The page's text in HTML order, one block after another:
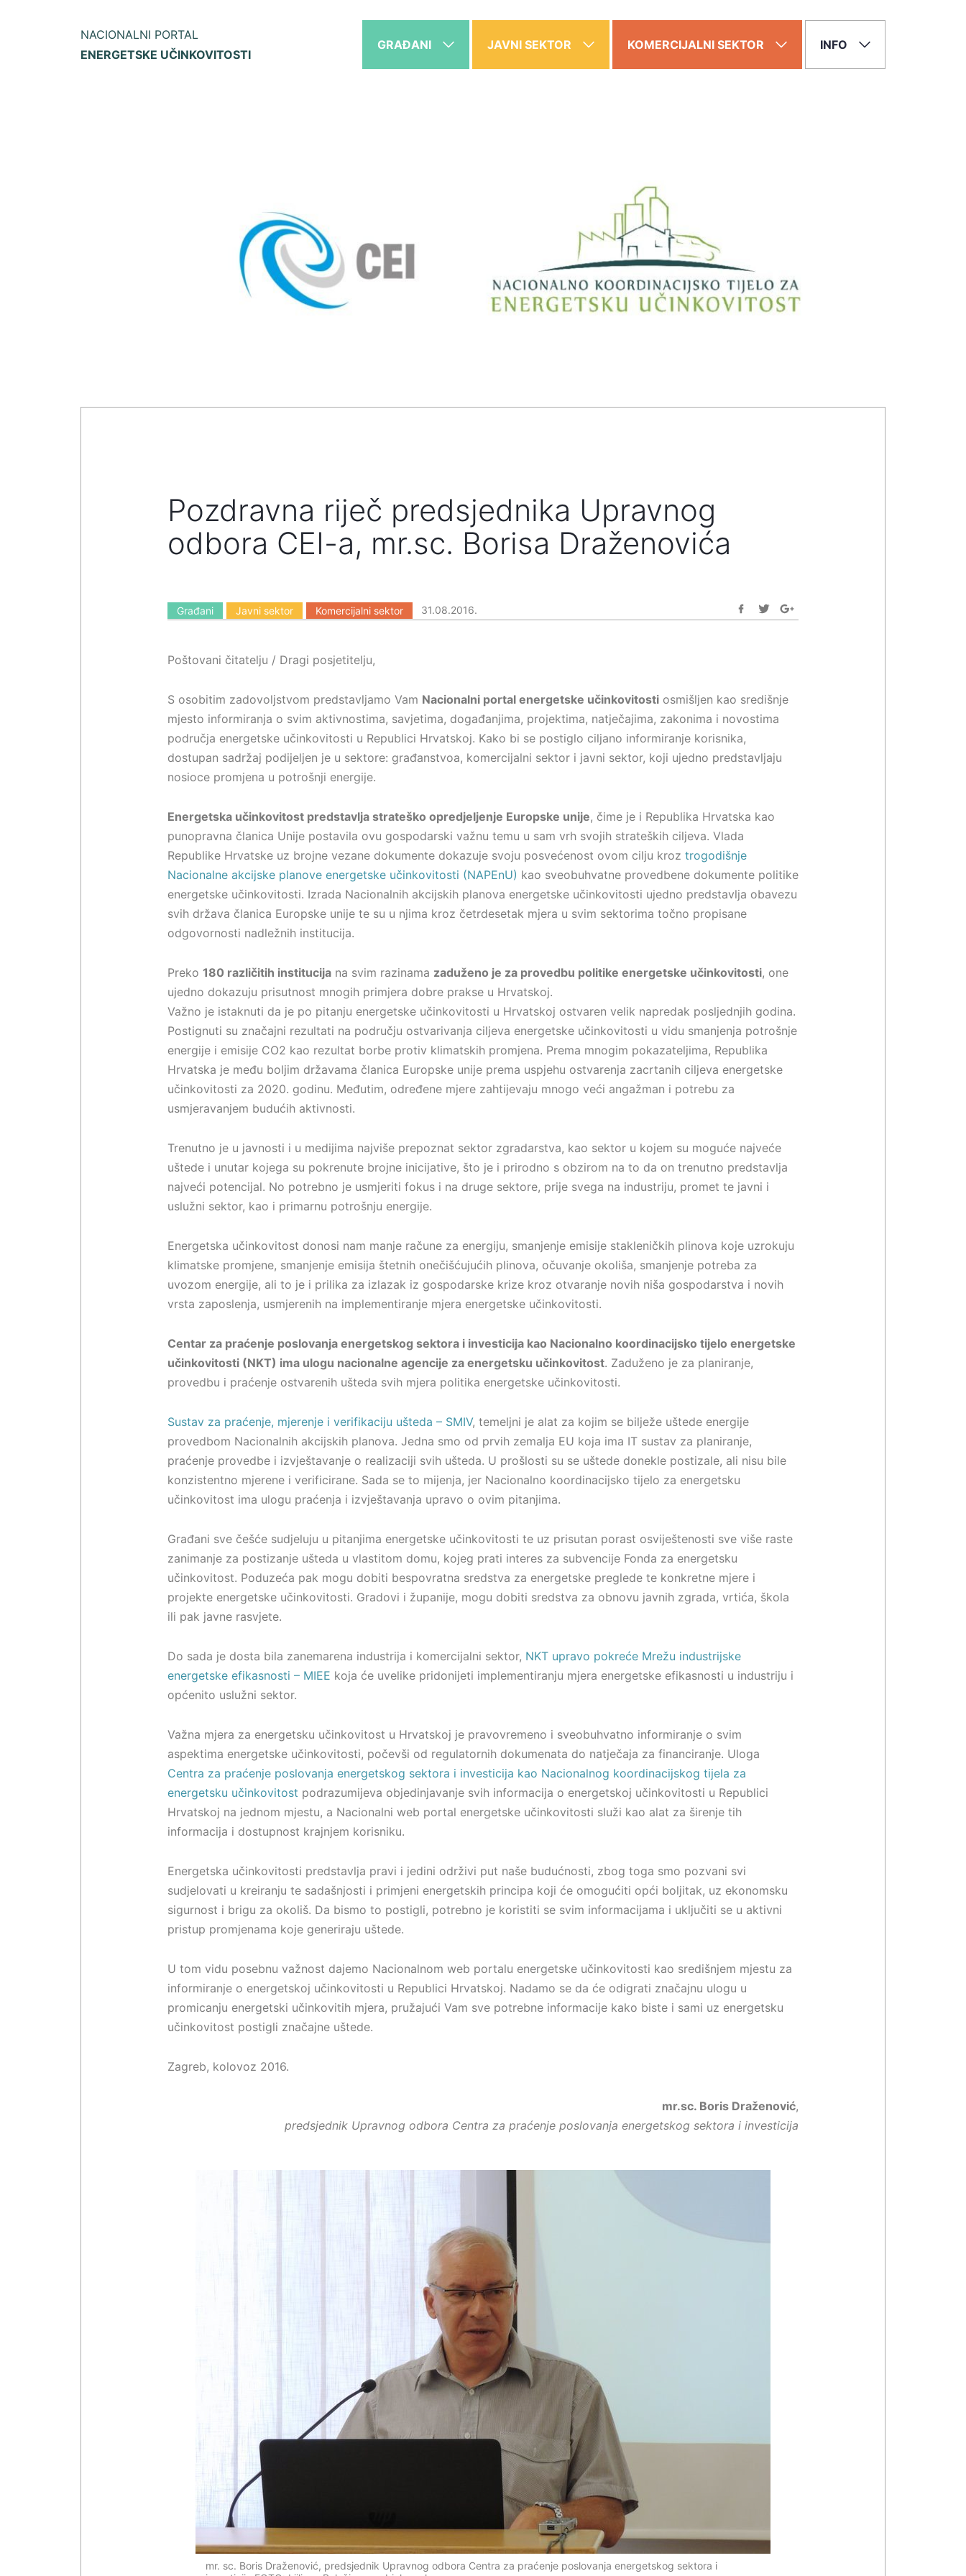
NACIONALNI PORTAL
ENERGETSKE UČINKOVITOSTI
GRAĐANI JAVNI SEKTOR KOMERCIJALNI SEKTOR INFO
Pozdravna riječ predsjednika Upravnog
odbora CEI-a, mr.sc. Borisa Draženovića
Građani Javni sektor Komercijalni sektor 31.08.2016.
Poštovani čitatelju / Dragi posjetitelju,
S osobitim zadovoljstvom predstavljamo Vam Nacionalni portal energetske učinkovitosti osmišljen kao središnje
mjesto informiranja o svim aktivnostima, savjetima, događanjima, projektima, natječajima, zakonima i novostima
područja energetske učinkovitosti u Republici Hrvatskoj. Kako bi se postiglo ciljano informiranje korisnika,
dostupan sadržaj podijeljen je u sektore: građanstvoa, komercijalni sektor i javni sektor, koji ujedno predstavljaju
nosioce promjena u potrošnji energije.
Energetska učinkovitost predstavlja strateško opredjeljenje Europske unije, čime je i Republika Hrvatska kao
punopravna članica Unije postavila ovu gospodarski važnu temu u sam vrh svojih strateških ciljeva. Vlada
Republike Hrvatske uz brojne vezane dokumente dokazuje svoju posvećenost ovom cilju kroz trogodišnje
Nacionalne akcijske planove energetske učinkovitosti (NAPEnU) kao sveobuhvatne provedbene dokumente politike
energetske učinkovitosti. Izrada Nacionalnih akcijskih planova energetske učinkovitosti ujedno predstavlja obavezu
svih država članica Europske unije te su u njima kroz četrdesetak mjera u svim sektorima točno propisane
odgovornosti nadležnih institucija.
Preko 180 različitih institucija na svim razinama zaduženo je za provedbu politike energetske učinkovitosti, one
ujedno dokazuju prisutnost mnogih primjera dobre prakse u Hrvatskoj.
Važno je istaknuti da je po pitanju energetske učinkovitosti u Hrvatskoj ostvaren velik napredak posljednjih godina.
Postignuti su značajni rezultati na području ostvarivanja ciljeva energetske učinkovitosti u vidu smanjenja potrošnje
energije i emisije CO2 kao rezultat borbe protiv klimatskih promjena. Prema mnogim pokazateljima, Republika
Hrvatska je među boljim državama članica Europske unije prema uspjehu ostvarenja zacrtanih ciljeva energetske
učinkovitosti za 2020. godinu. Međutim, određene mjere zahtijevaju mnogo veći angažman i potrebu za
usmjeravanjem budućih aktivnosti.
Trenutno je u javnosti i u medijima najviše prepoznat sektor zgradarstva, kao sektor u kojem su moguće najveće
uštede i unutar kojega su pokrenute brojne inicijative, što je i prirodno s obzirom na to da on trenutno predstavlja
najveći potencijal. No potrebno je usmjeriti fokus i na druge sektore, prije svega na industriju, promet te javni i
uslužni sektor, kao i primarnu potrošnju energije.
Energetska učinkovitost donosi nam manje račune za energiju, smanjenje emisije stakleničkih plinova koje uzrokuju
klimatske promjene, smanjenje emisija štetnih onečišćujućih plinova, očuvanje okoliša, smanjenje potreba za
uvozom energije, ali to je i prilika za izlazak iz gospodarske krize kroz otvaranje novih niša gospodarstva i novih
vrsta zaposlenja, usmjerenih na implementiranje mjera energetske učinkovitosti.
Centar za praćenje poslovanja energetskog sektora i investicija kao Nacionalno koordinacijsko tijelo energetske
učinkovitosti (NKT) ima ulogu nacionalne agencije za energetsku učinkovitost. Zaduženo je za planiranje,
provedbu i praćenje ostvarenih ušteda svih mjera politika energetske učinkovitosti.
Sustav za praćenje, mjerenje i verifikaciju ušteda – SMIV, temeljni je alat za kojim se bilježe uštede energije
provedbom Nacionalnih akcijskih planova. Jedna smo od prvih zemalja EU koja ima IT sustav za planiranje,
praćenje provedbe i izvještavanje o realizaciji svih ušteda. U prošlosti su se uštede donekle postizale, ali nisu bile
konzistentno mjerene i verificirane. Sada se to mijenja, jer Nacionalno koordinacijsko tijelo za energetsku
učinkovitost ima ulogu praćenja i izvještavanja upravo o ovim pitanjima.
Građani sve češće sudjeluju u pitanjima energetske učinkovitosti te uz prisutan porast osviještenosti sve više raste
zanimanje za postizanje ušteda u vlastitom domu, kojeg prati interes za subvencije Fonda za energetsku
učinkovitost. Poduzeća pak mogu dobiti bespovratna sredstva za energetske preglede te konkretne mjere i
projekte energetske učinkovitosti. Gradovi i županije, mogu dobiti sredstva za obnovu javnih zgrada, vrtića, škola
ili pak javne rasvjete.
Do sada je dosta bila zanemarena industrija i komercijalni sektor, NKT upravo pokreće Mrežu industrijske
energetske efikasnosti – MIEE koja će uvelike pridonijeti implementiranju mjera energetske efikasnosti u industriju i
općenito uslužni sektor.
Važna mjera za energetsku učinkovitost u Hrvatskoj je pravovremeno i sveobuhvatno informiranje o svim
aspektima energetske učinkovitosti, počevši od regulatornih dokumenata do natječaja za financiranje. Uloga
Centra za praćenje poslovanja energetskog sektora i investicija kao Nacionalnog koordinacijskog tijela za
energetsku učinkovitost podrazumijeva objedinjavanje svih informacija o energetskoj učinkovitosti u Republici
Hrvatskoj na jednom mjestu, a Nacionalni web portal energetske učinkovitosti služi kao alat za širenje tih
informacija i dostupnost krajnjem korisniku.
Energetska učinkovitosti predstavlja pravi i jedini održivi put naše budućnosti, zbog toga smo pozvani svi
sudjelovati u kreiranju te sadašnjosti i primjeni energetskih principa koji će omogućiti opći boljitak, uz ekonomsku
sigurnost i brigu za okoliš. Da bismo to postigli, potrebno je koristiti se svim informacijama i uključiti se u aktivni
pristup promjenama koje generiraju uštede.
U tom vidu posebnu važnost dajemo Nacionalnom web portalu energetske učinkovitosti kao središnjem mjestu za
informiranje o energetskoj učinkovitosti u Republici Hrvatskoj. Nadamo se da će odigrati značajnu ulogu u
promicanju energetski učinkovitih mjera, pružajući Vam sve potrebne informacije kako biste i sami uz energetsku
učinkovitost postigli značajne uštede.
Zagreb, kolovoz 2016.
mr.sc. Boris Draženović,
predsjednik Upravnog odbora Centra za praćenje poslovanja energetskog sektora i investicija
mr. sc. Boris Draženović, predsjednik Upravnog odbora Centra za praćenje poslovanja energetskog sektora i